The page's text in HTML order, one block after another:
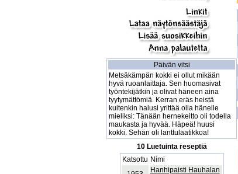
Päivän vitsi
Metsäkämpän kokki ei ollut mikään
hyvä ruoanlaittaja. Sen huomasivat
työntekijätkin ja olivat häneen aina
tyytymättömiä. Kerran eräs heistä
kuitenkin halusi yrittää olla hänelle
mieliksi: Tänään hernekeitto oli todella
maukasta ja hyvää. Häpeä! huusi
kokki. Sehän oli lanttulaatikkoa!
10 Luetuinta reseptiä
Katsottu Nimi
Hanhipaisti Hauhalan